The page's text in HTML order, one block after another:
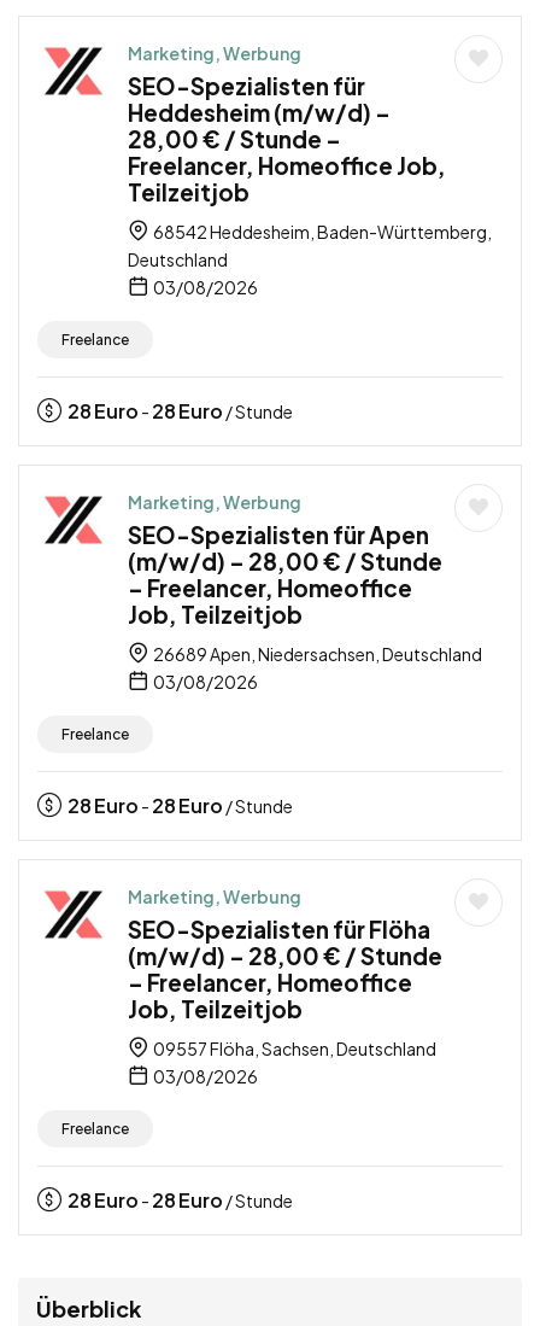
Marketing, Werbung
SEO-Spezialisten für
Heddesheim (m/w/d) –
28,00 € / Stunde –
Freelancer, Homeoffice Job,
Teilzeitjob
68542 Heddesheim, Baden-Württemberg,
Deutschland
03/08/2026
Freelance
28Euro - 28Euro / Stunde
Marketing, Werbung
SEO-Spezialisten für Apen
(m/w/d) – 28,00 € / Stunde
– Freelancer, Homeoffice
Job, Teilzeitjob
26689 Apen, Niedersachsen, Deutschland
03/08/2026
Freelance
28Euro - 28Euro / Stunde
Marketing, Werbung
SEO-Spezialisten für Flöha
(m/w/d) – 28,00 € / Stunde
– Freelancer, Homeoffice
Job, Teilzeitjob
09557 Flöha, Sachsen, Deutschland
03/08/2026
Freelance
28Euro - 28Euro / Stunde
Überblick